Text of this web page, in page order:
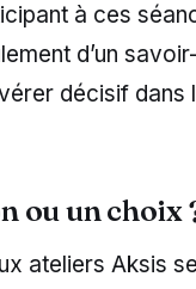
à ces
d’un
décisif dans
ou un choix
ateliers Aksis